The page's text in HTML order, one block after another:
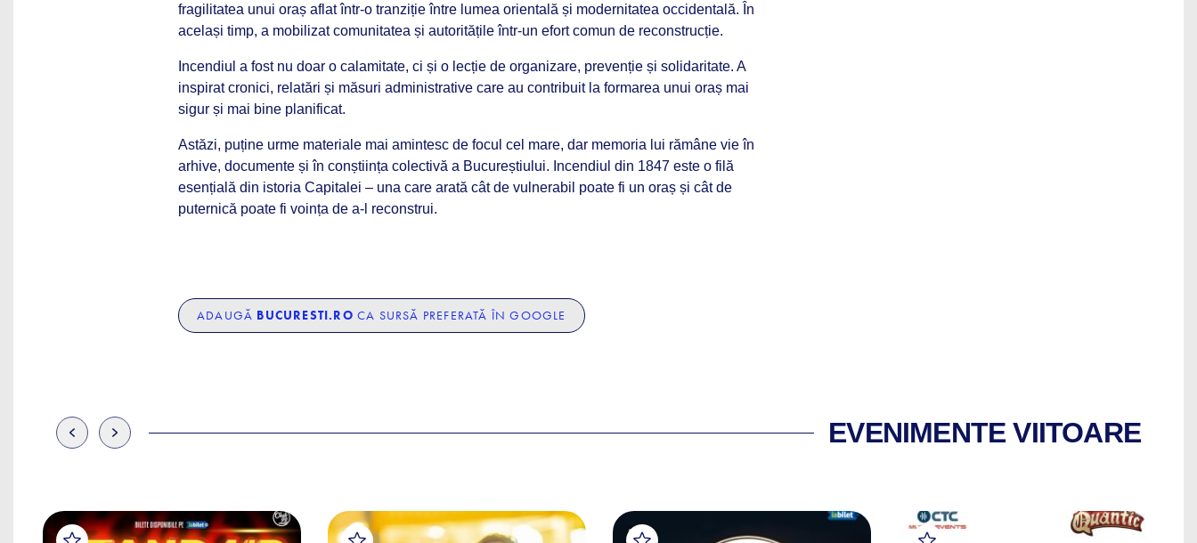
fragilitatea unui oraș aflat într-o tranziție între lumea orientală și modernitatea occidentală. În
același timp, a mobilizat comunitatea și autoritățile într-un efort comun de reconstrucție.
Incendiul a fost nu doar o calamitate, ci și o lecție de organizare, prevenție și solidaritate. A
inspirat cronici, relatări și măsuri administrative care au contribuit la formarea unui oraș mai
sigur și mai bine planificat.
Astăzi, puține urme materiale mai amintesc de focul cel mare, dar memoria lui rămâne vie în
arhive, documente și în conștiința colectivă a Bucureștiului. Incendiul din 1847 este o filă
esențială din istoria Capitalei – una care arată cât de vulnerabil poate fi un oraș și cât de
puternică poate fi voința de a-l reconstrui.
ADAUGĂ BUCURESTI.RO CA SURSĂ PREFERATĂ ÎN GOOGLE
EVENIMENTE VIITOARE